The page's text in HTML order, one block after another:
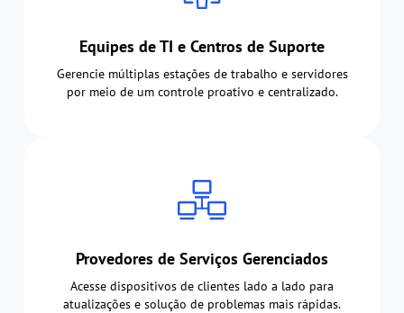
Equipes de TI e Centros de Suporte
Gerencie múltiplas estações de trabalho e servidores
por meio de um controle proativo e centralizado.
Provedores de Serviços Gerenciados
Acesse dispositivos de clientes lado a lado para
atualizações e solução de problemas mais rápidas.